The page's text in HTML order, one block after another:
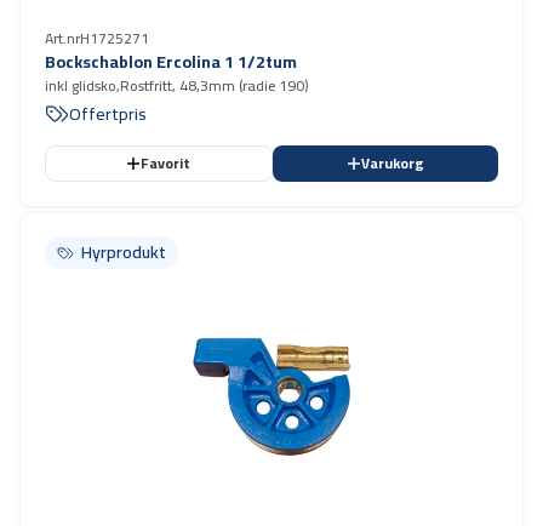
Art.nrH1725271
Bockschablon Ercolina 1 1/2tum
inkl glidsko,Rostfritt, 48,3mm (radie 190)
Offertpris
Favorit Varukorg
Hyrprodukt
Hyrprodukt